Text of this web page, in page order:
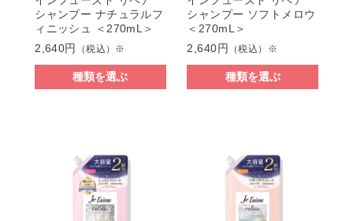
シャンプー ナチュラルフ
ィニッシュ ＜270mL＞
2,640円
（税込）※
種類を選ぶ
シャンプー ソフトメロウ
＜270mL＞
2,640円 （税込）※
種類を選ぶ